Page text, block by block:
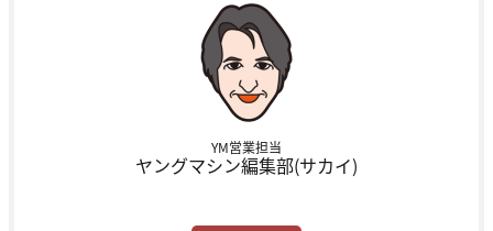
YM営業担当
ヤングマシン編集部(サカイ)